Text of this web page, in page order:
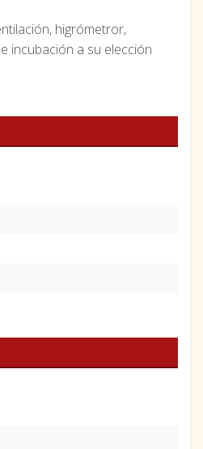
higrómetror,
incubación a su elección